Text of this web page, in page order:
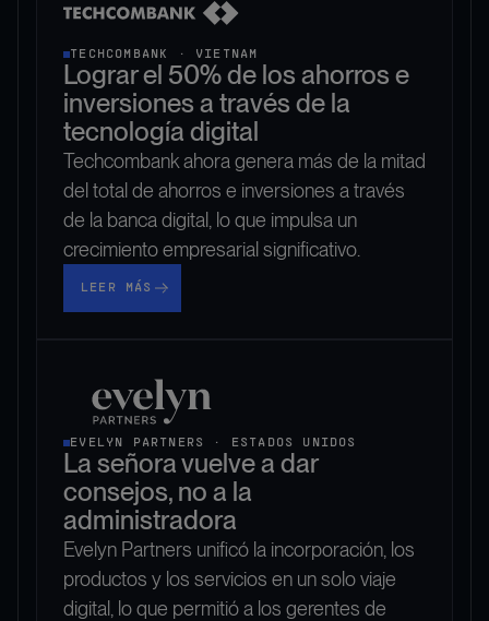
TECHCOMBANK · VIETNAM
Lograr el 50% de los ahorros e
inversiones a través de la
tecnología digital
Techcombank ahora genera más de la mitad
del total de ahorros e inversiones a través
de la banca digital, lo que impulsa un
crecimiento empresarial significativo.
LEER MÁS
EVELYN PARTNERS · ESTADOS UNIDOS
La señora vuelve a dar
consejos, no a la
administradora
Evelyn Partners unificó la incorporación, los
productos y los servicios en un solo viaje
digital, lo que permitió a los gerentes de